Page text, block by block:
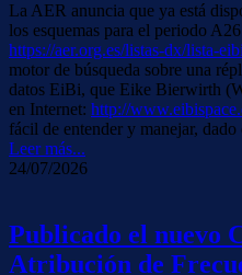
La AER anuncia que ya está
los esquemas para el periodo
https://aer.org.es/listas-dx/lista-eibi
motor de búsqueda sobre una
datos EiBi, que Eike Bierwirth
en Internet: http://
fácil de entender y manejar,
Leer más...
24/07/2026
Publicado el nuevo
Atribución de